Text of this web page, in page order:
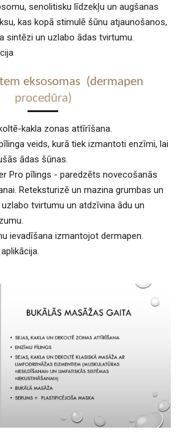
senolitisku līdzekļu un augšanas
kas kopā stimulē šūnu atjaunošanos,
sintēzi un uzlabo ādas tvirtumu.
eksosomas (dermapen
procedūra)
kakla zonas attīrīšana.
veids, kurā tiek izmantoti enzīmi, lai
ādas šūnas.
Pro pīlings - paredzēts novecošanās
Reteksturizē un mazina grumbas un
tvirtumu un atdzīvina ādu un
ievadīšana izmantojot dermapen.